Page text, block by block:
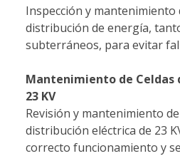
Inspección y mantenimiento
distribución de energía,
subterráneos, para evitar
Mantenimiento de Celdas
23 KV
Revisión y mantenimiento
distribución eléctrica de 23
correcto funcionamiento y